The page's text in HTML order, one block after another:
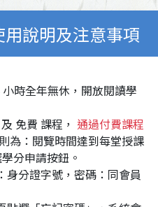
說明及注意事項
時全年無休，開放閱讀學
免費 課程， 通過付費課程
為：閱覽時間達到每堂授課
分申請按鈕。
身分證字號，密碼：同會員